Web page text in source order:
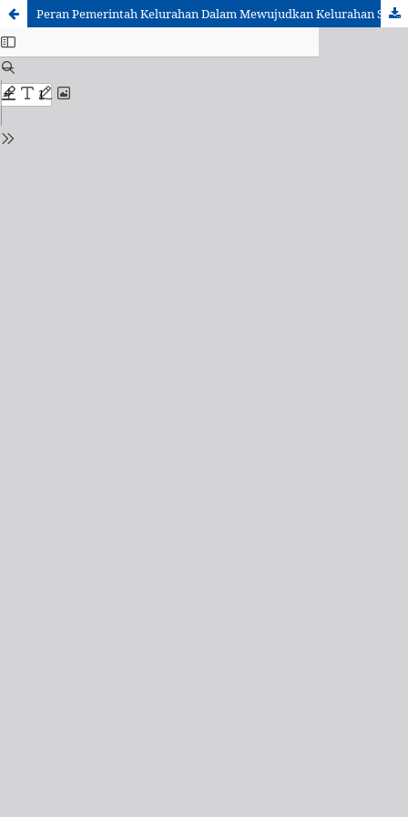
Peran Pemerintah Kelurahan Dalam Mewujudkan Kelurahan Sadeng Gunungpati Sebagai Daerah Percontohan Kerukunan Umat Beragama Di Kota Semarang